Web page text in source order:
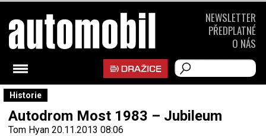
Historie
Autodrom Most 1983 – Jubileum
Tom Hyan 20.11.2013 08:06
NEWSLETTER
PŘEDPLATNÉ
O NÁS